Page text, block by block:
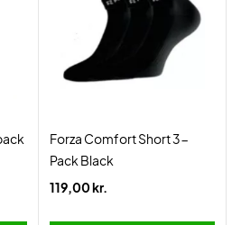
Forza Comfort Short 3-
Pack Black
119,00 kr.